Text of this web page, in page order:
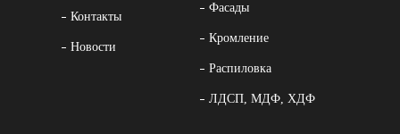
Контакты
Новости
Фасады
Кромление
Распиловка
ЛДСП, МДФ, ХДФ